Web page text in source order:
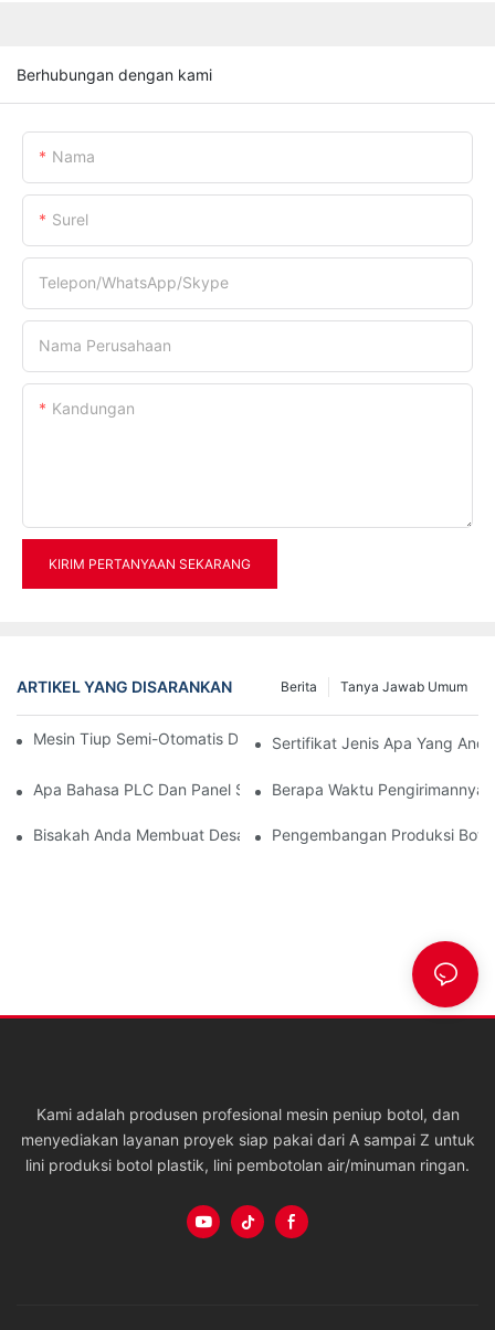
Berhubungan dengan kami
Nama
Surel
Telepon/WhatsApp/Skype
Nama Perusahaan
Kandungan
KIRIM PERTANYAAN SEKARANG
ARTIKEL YANG DISARANKAN Tanya Jawab Umum
Berita
Mesin Tiup Semi-Otomatis Dan Mesin Tiup Otomatis Penuh
Sertifikat Jenis Apa Yang
Apa Bahasa PLC Dan Panel Sentuh?Berapa Waktu Pengirimannya?
Bisakah Anda Membuat Desain Botolnya?Pengembangan Produksi
Kami adalah produsen profesional mesin peniup botol, dan
menyediakan layanan proyek siap pakai dari A sampai Z untuk
lini produksi botol plastik, lini pembotolan air/minuman ringan.